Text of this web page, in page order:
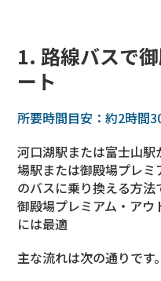
1. 路線バスで
ート
所要時間目安：約2時間
河口湖駅または富士山
場駅または御殿場プレ
のバスに乗り換える方法
御殿場プレミアム・ア
には最適
主な流れは次の通りです。